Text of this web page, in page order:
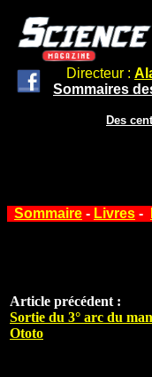
Directeur :
Sommaires
Des
Sommaire - Livres -
Article précédent :
Sortie du 3° arc du
Ototo